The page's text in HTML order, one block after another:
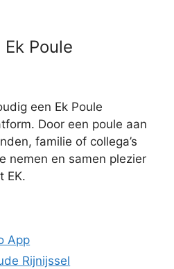
Poule
een Ek Poule
Door een poule aan
familie of collega’s
nemen en samen plezier
EK.
App
Rijnijssel